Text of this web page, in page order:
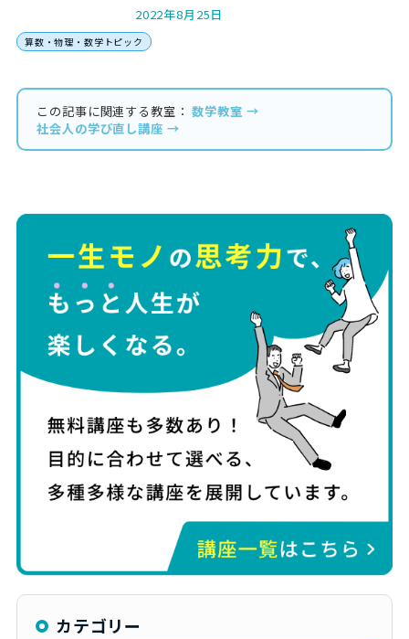
2022年8月25日
算数・物理・数学トピック
この記事に関連する教室：数学教室 →
社会人の学び直し講座 →
カテゴリー